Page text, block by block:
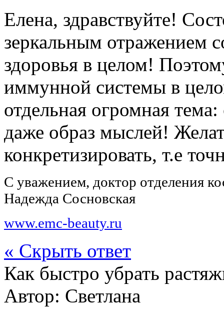
Елена, здравствуйте!
зеркальным отражением
здоровья в целом!
иммунной системы в
отдельная огромная
даже образ мыслей!
конкретизировать, т.е
С уважением, доктор отделения
Надежда Сосновская
www.emc-beauty.ru
« Скрыть ответ
Как быстро убрать
Автор: Светлана